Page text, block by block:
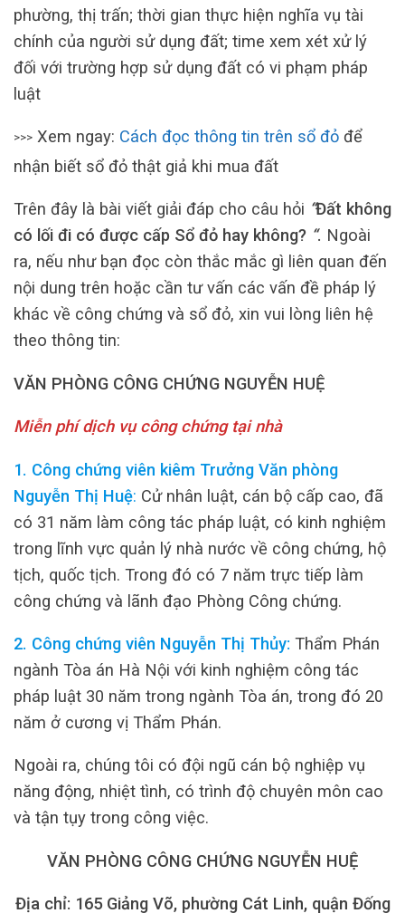
phường, thị trấn; thời gian thực hiện nghĩa vụ tài
chính của người sử dụng đất; time xem xét xử lý
đối với trường hợp sử dụng đất có vi phạm pháp
luật
>>> Xem ngay: Cách đọc thông tin trên sổ đỏ để
nhận biết sổ đỏ thật giả khi mua đất
Trên đây là bài viết giải đáp cho câu hỏi “Đất không
có lối đi có được cấp Sổ đỏ hay không? “. Ngoài
ra, nếu như bạn đọc còn thắc mắc gì liên quan đến
nội dung trên hoặc cần tư vấn các vấn đề pháp lý
khác về công chứng và sổ đỏ, xin vui lòng liên hệ
theo thông tin:
VĂN PHÒNG CÔNG CHỨNG NGUYỄN HUỆ
Miễn phí dịch vụ công chứng tại nhà
1. Công chứng viên kiêm Trưởng Văn phòng
Nguyễn Thị Huệ: Cử nhân luật, cán bộ cấp cao, đã
có 31 năm làm công tác pháp luật, có kinh nghiệm
trong lĩnh vực quản lý nhà nước về công chứng, hộ
tịch, quốc tịch. Trong đó có 7 năm trực tiếp làm
công chứng và lãnh đạo Phòng Công chứng.
2. Công chứng viên Nguyễn Thị Thủy: Thẩm Phán
ngành Tòa án Hà Nội với kinh nghiệm công tác
pháp luật 30 năm trong ngành Tòa án, trong đó 20
năm ở cương vị Thẩm Phán.
Ngoài ra, chúng tôi có đội ngũ cán bộ nghiệp vụ
năng động, nhiệt tình, có trình độ chuyên môn cao
và tận tụy trong công việc.
VĂN PHÒNG CÔNG CHỨNG NGUYỄN HUỆ
Địa chỉ: 165 Giảng Võ, phường Cát Linh, quận Đống